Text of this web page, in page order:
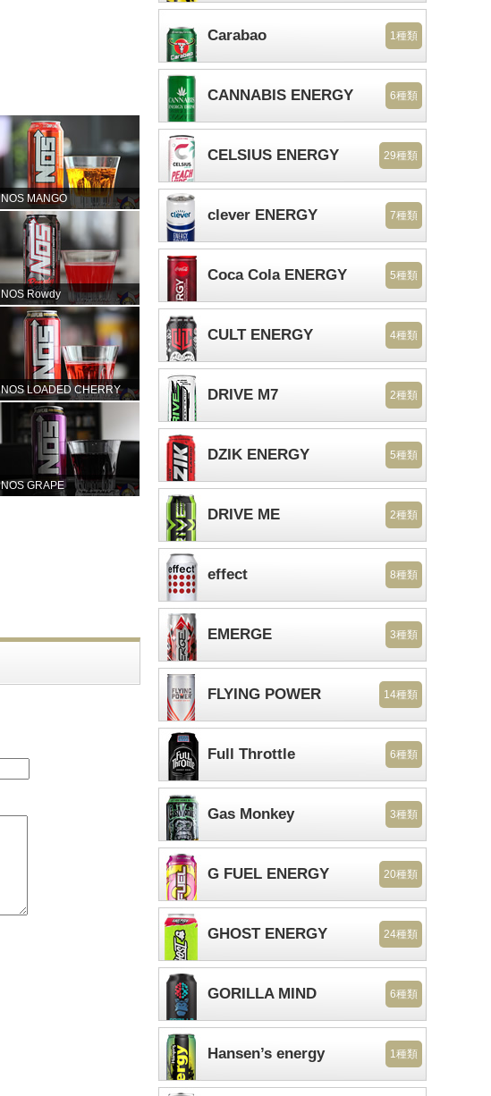
NOS MANGO
NOS Rowdy
NOS LOADED CHERRY
NOS GRAPE
Carabao 1種類
CANNABIS ENERGY 6種類
CELSIUS ENERGY 29種類
clever ENERGY 7種類
Coca Cola ENERGY 5種類
CULT ENERGY 4種類
DRIVE M7 2種類
DZIK ENERGY 5種類
DRIVE ME 2種類
effect 8種類
EMERGE 3種類
FLYING POWER 14種類
Full Throttle 6種類
Gas Monkey 3種類
G FUEL ENERGY 20種類
GHOST ENERGY 24種類
GORILLA MIND 6種類
Hansen’s energy 1種類